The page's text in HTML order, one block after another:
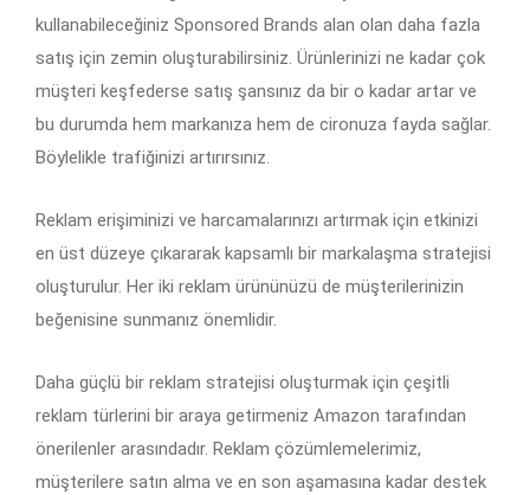
kullanabileceğiniz Sponsored Brands alan olan daha fazla
satış için zemin oluşturabilirsiniz. Ürünlerinizi ne kadar çok
müşteri keşfederse satış şansınız da bir o kadar artar ve
bu durumda hem markanıza hem de cironuza fayda sağlar.
Böylelikle trafiğinizi artırırsınız.
Reklam erişiminizi ve harcamalarınızı artırmak için etkinizi
en üst düzeye çıkararak kapsamlı bir markalaşma stratejisi
oluşturulur. Her iki reklam ürününüzü de müşterilerinizin
beğenisine sunmanız önemlidir.
Daha güçlü bir reklam stratejisi oluşturmak için çeşitli
reklam türlerini bir araya getirmeniz Amazon tarafından
önerilenler arasındadır. Reklam çözümlemelerimiz,
müşterilere satın alma ve en son aşamasına kadar destek